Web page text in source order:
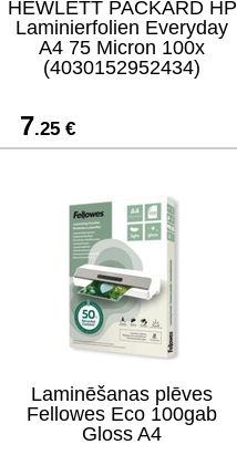
HEWLETT PACKARD HP
Laminierfolien Everyday
A4 75 Micron 100x
(4030152952434)
7.25 €
Laminēšanas plēves
Fellowes Eco 100gab
Gloss A4